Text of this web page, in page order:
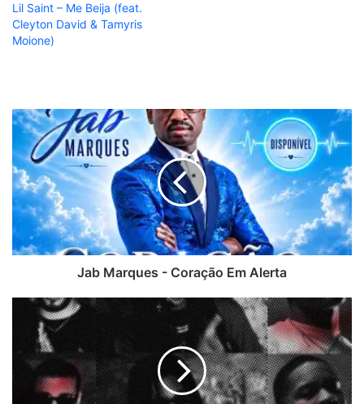
Lil Saint – Me Beija (feat.
Cleyton David & Tamyris
Moione)
Jab
Marques
-
Coração
Em
Alerta
Jab Marques - Coração Em Alerta
Axel
Ativo
(feat.
Young
King,